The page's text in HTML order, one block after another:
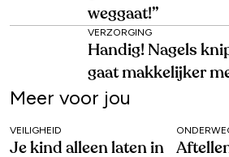
weggaat!’’
VERZORGING
Handig! Nagels
gaat makkelijker
Meer voor jou
VEILIGHEID
Je kind alleen laten in